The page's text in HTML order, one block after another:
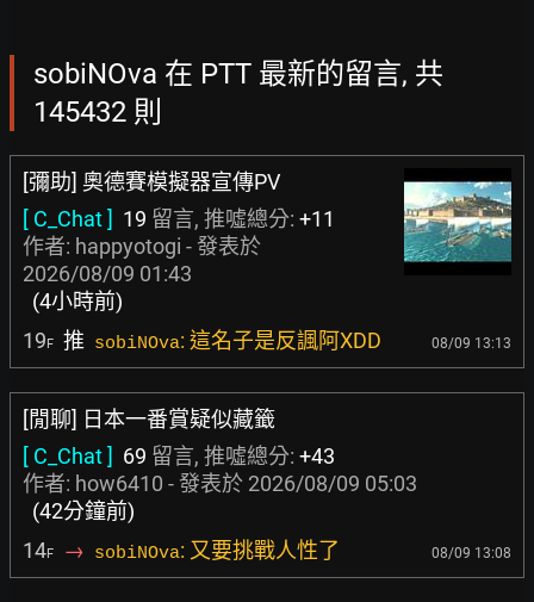
sobiNOva 在 PTT 最新的留言, 共
145432 則
[彌助] 奧德賽模擬器宣傳PV
[ C_Chat ] 19 留言, 推噓總分: +11
作者: happyotogi - 發表於
2026/08/09 01:43
(4小時前)
19F 推 sobiNOva: 這名子是反諷阿XDD 08/09 13:13
[閒聊] 日本一番賞疑似藏籤
[ C_Chat ] 69 留言, 推噓總分: +43
作者: how6410 - 發表於 2026/08/09 05:03
(42分鐘前)
14F → sobiNOva: 又要挑戰人性了 08/09 13:08